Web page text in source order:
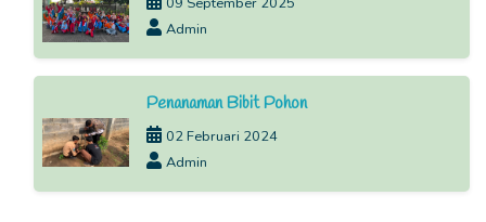
Admin
Penanaman Bibit Pohon
02 Februari 2024
Admin